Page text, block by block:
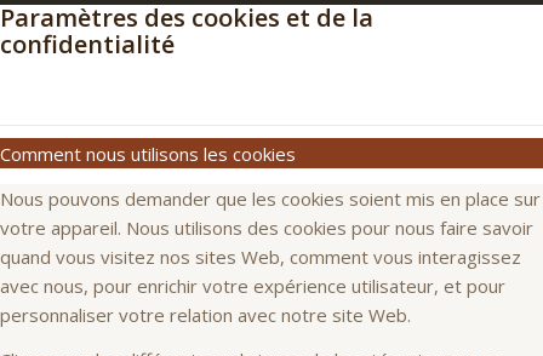
Paramètres des cookies et de la
confidentialité
Comment nous utilisons les cookies
Nous pouvons demander que les cookies soient mis en place sur
votre appareil. Nous utilisons des cookies pour nous faire savoir
quand vous visitez nos sites Web, comment vous interagissez
avec nous, pour enrichir votre expérience utilisateur, et pour
personnaliser votre relation avec notre site Web.